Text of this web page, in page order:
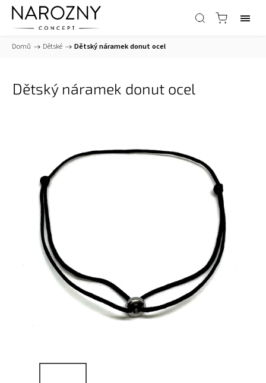
Domů / Dětské / Dětský náramek donut ocel
Dětský náramek donut ocel